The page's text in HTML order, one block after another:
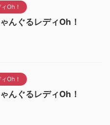
Oh！
んぐるレディOh！
Oh！
んぐるレディOh！